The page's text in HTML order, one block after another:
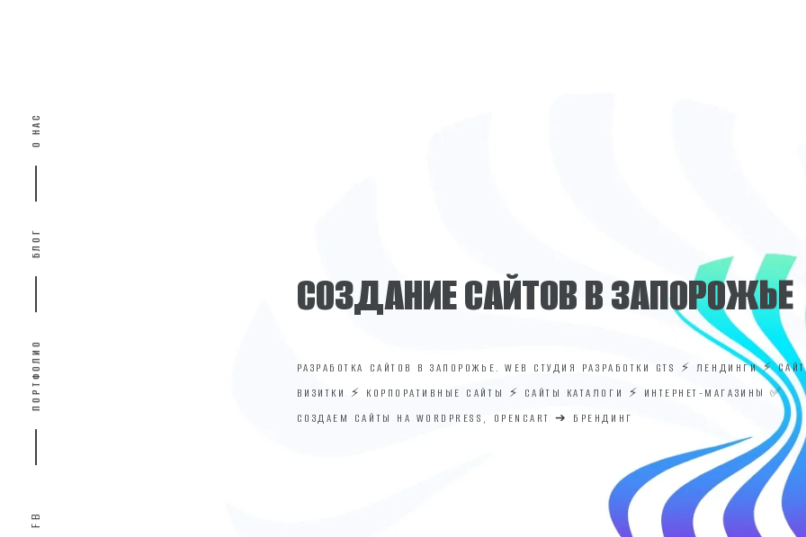
FB
ПОРТФОЛИО
БЛОГ
О НАС
СОЗДАНИЕСАЙТОВВЗАПОРОЖЬЕ
РАЗРАБОТКА САЙТОВ В ЗАПОРОЖЬЕ. WEB СТУДИЯ РАЗРАБОТКИ GTS ⚡ ЛЕНДИНГИ ⚡
ВИЗИТКИ ⚡ КОРПОРАТИВНЫЕ САЙТЫ ⚡ САЙТЫ КАТАЛОГИ ⚡ ИНТЕРНЕТ-МАГАЗИНЫ ✅
СОЗДАЕМ САЙТЫ НА WORDPRESS, OPENCART ➔ БРЕНДИНГ